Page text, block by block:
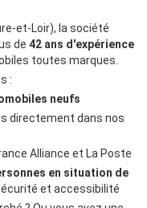
et-Loir), la société
de 42 ans d'expérience
toutes marques.
:
neufs
directement dans nos
Alliance et La Poste
en situation de
et accessibilité